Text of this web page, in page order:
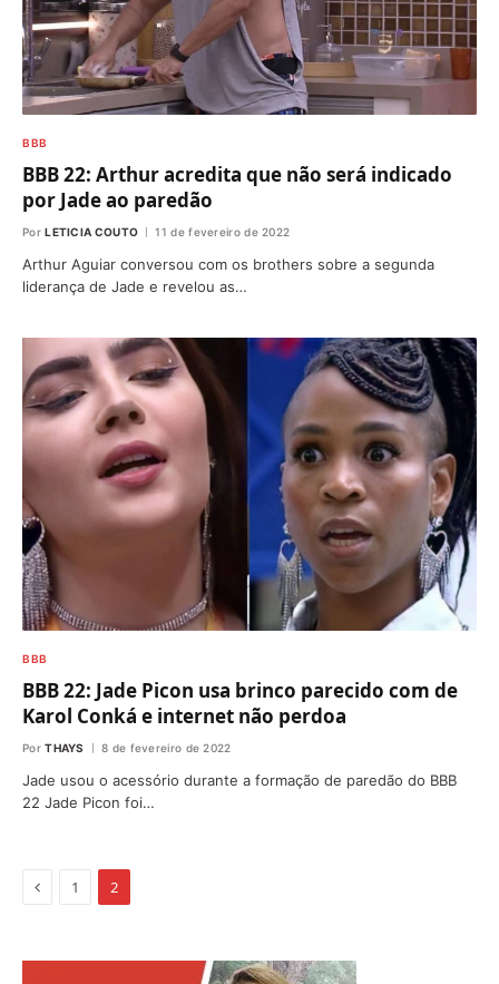
BBB
BBB 22: Arthur acredita que não será indicado
por Jade ao paredão
Por LETICIA COUTO 11 de fevereiro de 2022
Arthur Aguiar conversou com os brothers sobre a segunda
liderança de Jade e revelou as…
BBB
BBB 22: Jade Picon usa brinco parecido com de
Karol Conká e internet não perdoa
Por THAYS 8 de fevereiro de 2022
Jade usou o acessório durante a formação de paredão do BBB
22 Jade Picon foi…
Anterior
1 2